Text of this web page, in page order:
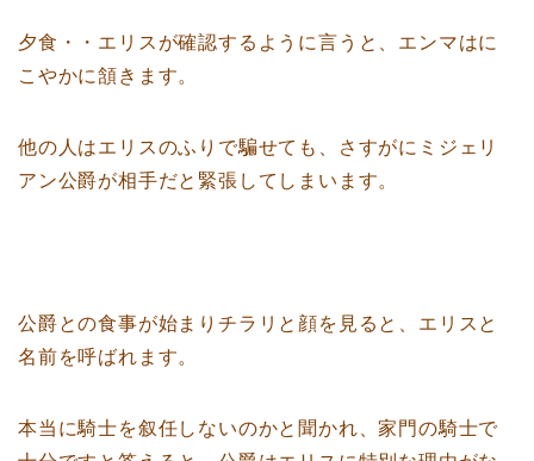
夕食・・エリスが確認するように言うと、エンマはに
こやかに頷きます。
他の人はエリスのふりで騙せても、さすがにミジェリ
アン公爵が相手だと緊張してしまいます。
公爵との食事が始まりチラリと顔を見ると、エリスと
名前を呼ばれます。
本当に騎士を叙任しないのかと聞かれ、家門の騎士で